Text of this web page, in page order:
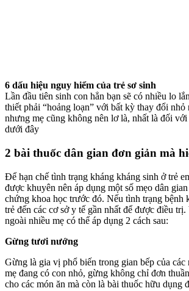
6 dấu hiệu nguy hiểm của trẻ sơ sinh
Lần đầu tiên sinh con hẳn bạn sẽ có nhiều lo
thiết phải “hoảng loạn” với bất kỳ thay đổi nhỏ
nhưng mẹ cũng không nên lơ là, nhất là đối
dưới đây
2 bài thuốc dân gian đơn giản mà
Để hạn chế tình trạng kháng kháng sinh ở trẻ
được khuyên nên áp dụng một số mẹo dân
chứng khoa học trước đó. Nếu tình trạng bệnh
trẻ đến các cơ sở y tế gần nhất để được điều
ngoài nhiều mẹ có thể áp dụng 2 cách sau:
Gừng tươi nướng
Gừng là gia vị phổ biến trong gian bếp của
mẹ đang có con nhỏ, gừng không chỉ đơn
cho các món ăn mà còn là bài thuốc hữu dụng